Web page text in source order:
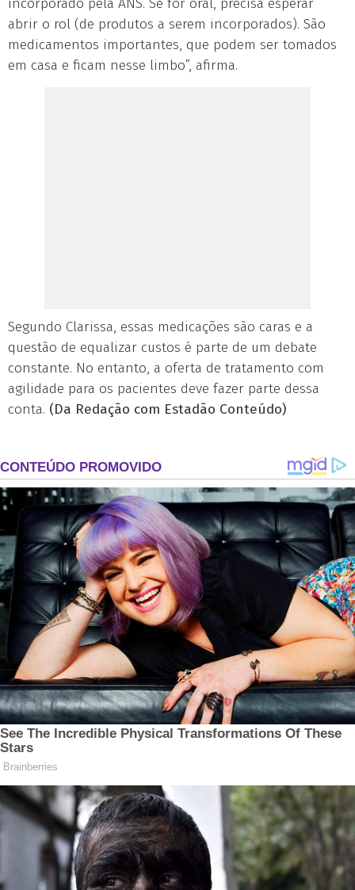
incorporado pela ANS. Se for oral, precisa esperar
abrir o rol (de produtos a serem incorporados). São
medicamentos importantes, que podem ser tomados
em casa e ficam nesse limbo”, afirma.
Segundo Clarissa, essas medicações são caras e a
questão de equalizar custos é parte de um debate
constante. No entanto, a oferta de tratamento com
agilidade para os pacientes deve fazer parte dessa
conta. (Da Redação com Estadão Conteúdo)